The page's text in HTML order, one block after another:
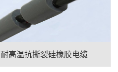
耐高温抗撕裂硅橡胶电缆